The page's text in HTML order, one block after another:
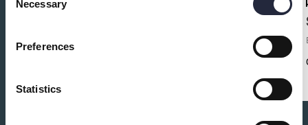
Selection
Necessary
Preferences
Statistics
Restaurang